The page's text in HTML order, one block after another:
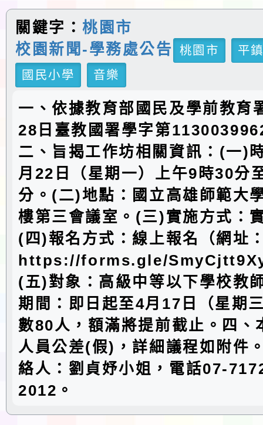
關鍵字：桃園市
校園新聞-學務處公告
桃園市
平
國民小學
音樂
一、依據教育部國民及學前教育
28日臺教國署學字第
二、旨揭工作坊相關資訊：(一)
月22日（星期一）上午9時30分
分。(二)地點：國立高雄師範大
樓第三會議室。(三)實施方式：
(四)報名方式：線上報名（網址
https://forms.gle/
(五)對象：高級中等以下學校教
期間：即日起至4月17日（星期
數80人，額滿將提前截止。四、
人員公差(假)，詳細議程如附件
絡人：劉貞妤小姐，電話07-
2012。